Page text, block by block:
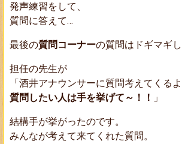
発声練習をして、
質問に答えて…
最後の質問コーナーの質問はドギマギし
担任の先生が
「酒井アナウンサーに質問考えてくる
質問したい人は手を挙げて～！！ 」
結構手が挙がったのです。
みんなが考えて来てくれた質問。